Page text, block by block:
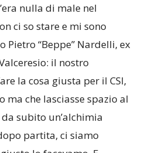
ci so stare e mi sono
che lasciasse spazio al